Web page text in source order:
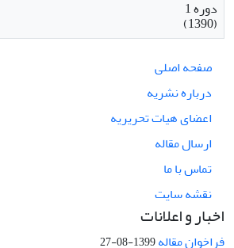
دوره 1
(1390)
صفحه اصلی
درباره نشریه
اعضای هیات تحریریه
ارسال مقاله
تماس با ما
نقشه سایت
اخبار و اعلانات
فراخوان مقاله1399-08-27